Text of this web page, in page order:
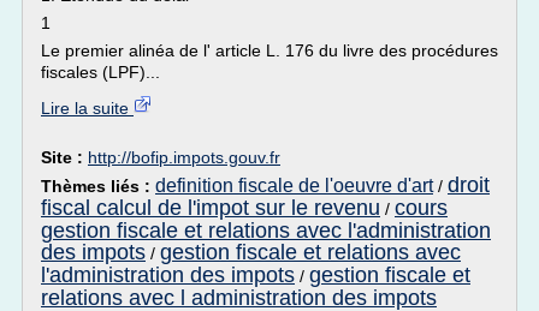
1
Le premier alinéa de l' article L. 176 du livre des procédures
fiscales (LPF)...
Lire la suite
Site : http://bofip.impots.gouv.fr
Thèmes liés : definition fiscale de l'oeuvre d'art/ droit
fiscal calcul de l'impot sur le revenu / cours
gestion fiscale et relations avec l'administration
des impots / gestion fiscale et relations avec
l'administration des impots / gestion fiscale et
relations avec l administration des impots